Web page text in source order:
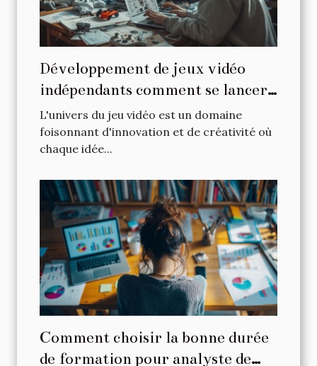
Développement de jeux vidéo
indépendants comment se lancer
avec un petit budget
L'univers du jeu vidéo est un domaine
foisonnant d'innovation et de créativité où
chaque idée...
Comment choisir la bonne durée
de formation pour analyste de